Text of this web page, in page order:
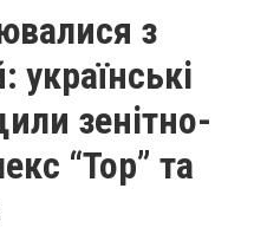
з
українські
зенітно-
“Тор” та